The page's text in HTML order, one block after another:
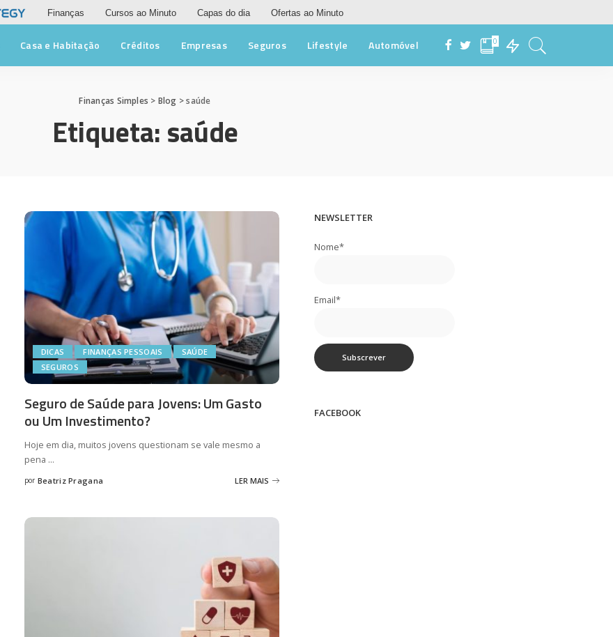
Finanças Cursos ao Minuto Capas do dia Ofertas ao Minuto
Casa e Habitação Créditos Empresas Seguros Lifestyle Automóvel 0
Finanças Simples > Blog >saúde
Etiqueta:saúde
DICAS FINANÇAS PESSOAIS
SAÚDE
SEGUROS
Seguro de Saúde para Jovens: Um Gasto
ou Um Investimento?
Hoje em dia, muitos jovens questionam se vale mesmo a
pena ...
Posted
por Beatriz Pragana LER MAIS
NEWSLETTER
Nome*
Email*
FACEBOOK